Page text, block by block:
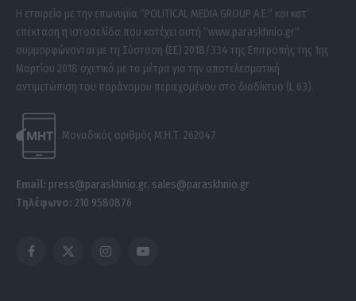
Η εταιρεία με την επωνυμία “POLITICAL MEDIA GROUP A.E.” και κατ’
επέκταση η ιστοσελίδα που κατέχει αυτή “www.paraskhnio.gr”
συμμορφώνονται με τη Σύσταση (ΕΕ) 2018/334 της Επιτροπής της 1ης
Μαρτίου 2018 σχετικά με τα μέτρα για την αποτελεσματική
αντιμετώπιση του παράνομου περιεχομένου στο διαδίκτυο (L 63).
Μοναδικός αριθμός Μ.Η.Τ. 262047
Email: press@paraskhnio.gr, sales@paraskhnio.gr
Τηλέφωνο: 210 9580876
Facebook
X
InstagramYouTube